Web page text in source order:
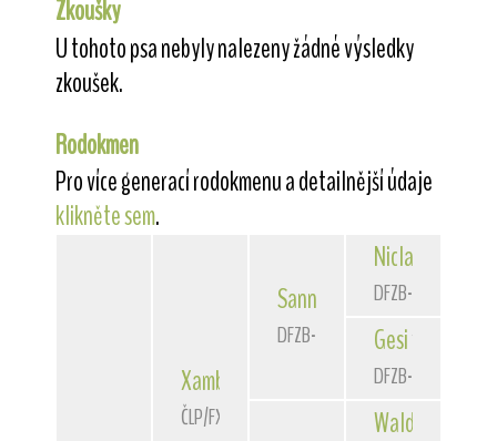
Zkoušky
U tohoto psa nebyly nalezeny žádné výsledky
zkoušek.
Rodokmen
Pro více generací rodokmenu a detailnější údaje
klikněte sem.
Xambo
ČLP/FXH/29662
Sannio von der
DFZB-93 1588
Niclas
DFZB-90 3172
Gesi
DFZB-91 1307
Waldschrat